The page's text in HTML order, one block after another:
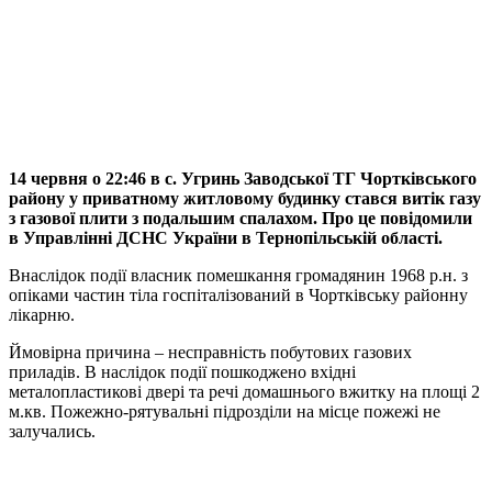
14 червня о 22:46 в с. Угринь Заводської ТГ Чортківського
району у приватному житловому будинку стався витік газу
з газової плити з подальшим спалахом. Про це повідомили
в Управлінні ДСНС України в Тернопільській області.
Внаслідок події власник помешкання громадянин 1968 р.н. з
опіками частин тіла госпіталізований в Чортківську районну
лікарню.
Ймовірна причина – несправність побутових газових
приладів. В наслідок події пошкоджено вхідні
металопластикові двері та речі домашнього вжитку на площі 2
м.кв. Пожежно-рятувальні підрозділи на місце пожежі не
залучались.